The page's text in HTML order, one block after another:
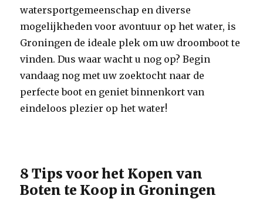
watersportgemeenschap en diverse
mogelijkheden voor avontuur op het water, is
Groningen de ideale plek om uw droomboot te
vinden. Dus waar wacht u nog op? Begin
vandaag nog met uw zoektocht naar de
perfecte boot en geniet binnenkort van
eindeloos plezier op het water!
8 Tips voor het Kopen van
Boten te Koop in Groningen